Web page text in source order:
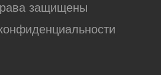
защищены